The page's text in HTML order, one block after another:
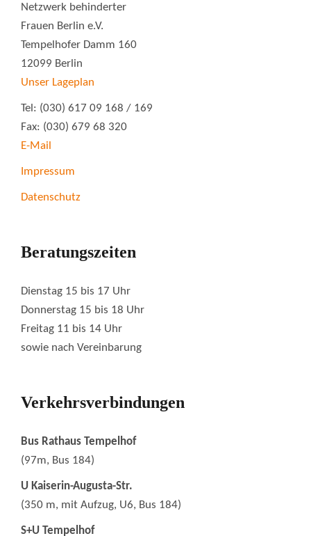
Netzwerk behinderter
Frauen Berlin e.V.
Tempelhofer Damm 160
12099 Berlin
Unser Lageplan
Tel: (030) 617 09 168 / 169
Fax: (030) 679 68 320
E-Mail
Impressum
Datenschutz
Beratungszeiten
Dienstag 15 bis 17 Uhr
Donnerstag 15 bis 18 Uhr
Freitag 11 bis 14 Uhr
sowie nach Vereinbarung
Verkehrsverbindungen
Bus Rathaus Tempelhof
(97m, Bus 184)
U Kaiserin-Augusta-Str.
(350 m, mit Aufzug, U6, Bus 184)
S+U Tempelhof